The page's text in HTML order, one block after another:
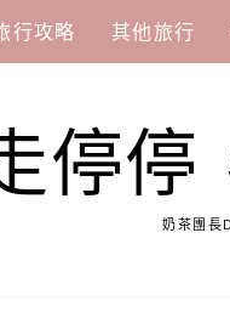
行攻略 其他旅行
停停
奶茶團長